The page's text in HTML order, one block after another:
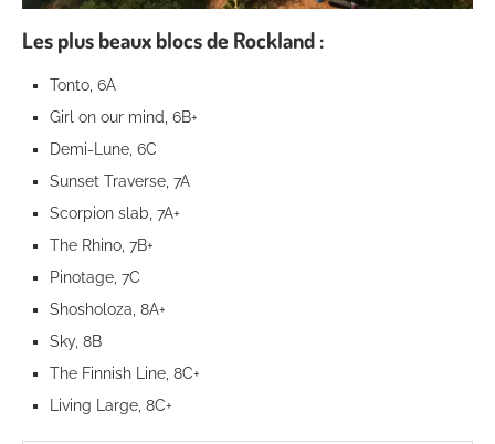
Les plus beaux blocs de Rockland :
Tonto, 6A
Girl on our mind, 6B+
Demi-Lune, 6C
Sunset Traverse, 7A
Scorpion slab, 7A+
The Rhino, 7B+
Pinotage, 7C
Shosholoza, 8A+
Sky, 8B
The Finnish Line, 8C+
Living Large, 8C+